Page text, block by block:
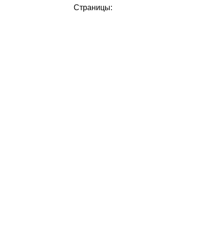
Страницы: